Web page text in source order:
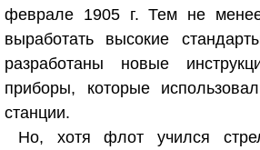
феврале 1905 г. Тем не
выработать высокие
разработаны новые
приборы, которые
станции.
Но, хотя флот учился